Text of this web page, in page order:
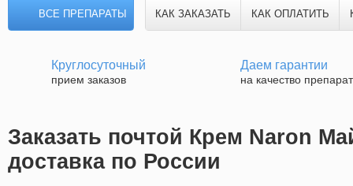
ВСЕ ПРЕПАРАТЫ КАК ЗАКАЗАТЬ КАК ОПЛАТИТЬ
Круглосуточный
прием заказов
Даем гарантии
на качество
Заказать почтой Крем Naron
доставка по России